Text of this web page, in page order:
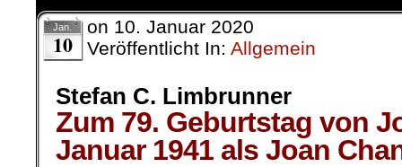
Jan.
10
on 10. Januar 2020
Veröffentlicht In: Allgemein
Stefan C. Limbrunner
Zum 79. Geburtstag von
Januar 1941 als Joan